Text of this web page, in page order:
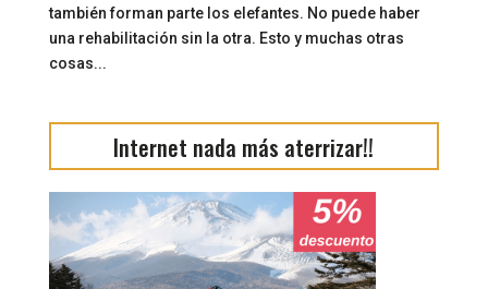
también forman parte los elefantes. No puede haber
una rehabilitación sin la otra. Esto y muchas otras
cosas...
Internet nada más aterrizar!!